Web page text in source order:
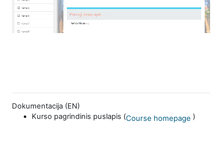
Video
Dokumentacija (EN)
Kurso pagrindinis puslapis (Course homepage )